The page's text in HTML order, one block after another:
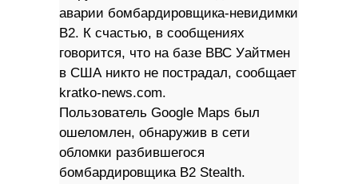
аварии бомбардировщика-невидимки
B2. К счастью, в сообщениях
говорится, что на базе ВВС Уайтмен
в США никто не пострадал, сообщает
kratko-news.com.
Пользователь Google Maps был
ошеломлен, обнаружив в сети
обломки разбившегося
бомбардировщика B2 Stealth.